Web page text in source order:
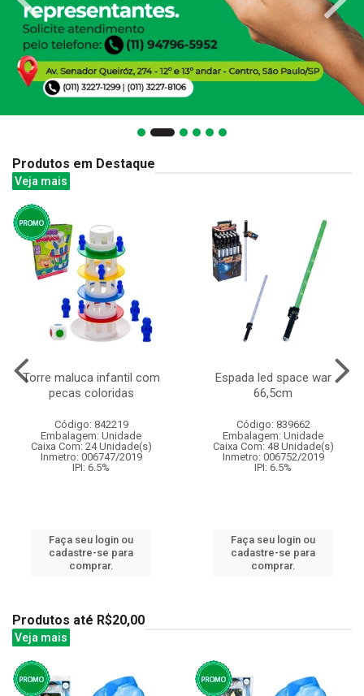
Produtos em Destaque
Veja mais
Torre maluca infantil com
pecas coloridas
Código: 842219
Embalagem: Unidade
Caixa Com: 24 Unidade(s)
Inmetro: 006747/2019
IPI: 6.5%
Faça seu login ou
cadastre-se para
comprar.
Espada led space war
66,5cm
Código: 839662
Embalagem: Unidade
Caixa Com: 48 Unidade(s)
Inmetro: 006752/2019
IPI: 6.5%
Faça seu login ou
cadastre-se para
comprar.
Produtos até R$20,00
Veja mais